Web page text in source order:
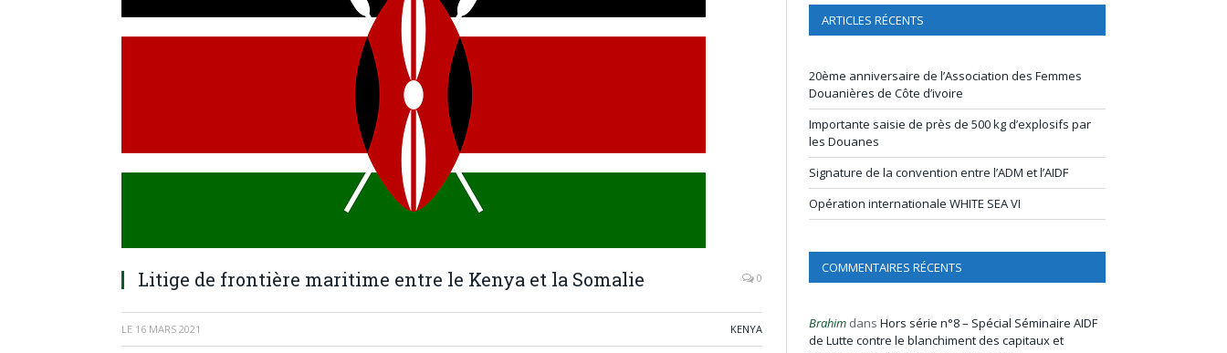
Litige de frontière maritime entre le Kenya et la Somalie 0
LE 16 MARS 2021 KENYA
ARTICLES RÉCENTS
20ème anniversaire de l’Association des Femmes
Douanières de Côte d’ivoire
Importante saisie de près de 500 kg d’explosifs par
les Douanes
Signature de la convention entre l’ADM et l’AIDF
Opération internationale WHITE SEA VI
COMMENTAIRES RÉCENTS
Brahim dans Hors série n°8 – Spécial Séminaire AIDF
de Lutte contre le blanchiment des capitaux et